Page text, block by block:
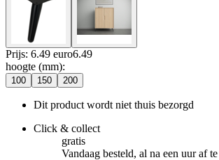
Prijs: 6.49 euro6.49
hoogte (mm):
100 150 200
Dit product wordt niet thuis bezorgd
Click & collect
gratis
Vandaag besteld, al na een uur af